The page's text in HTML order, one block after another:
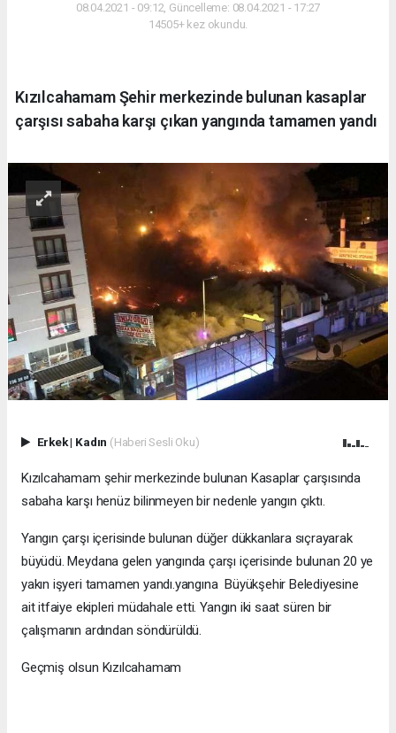
08.04.2021 - 09:12, Güncelleme: 08.04.2021 - 17:27
14505+ kez okundu.
Kızılcahamam Şehir merkezinde bulunan kasaplar
çarşısı sabaha karşı çıkan yangında tamamen yandı
Erkek| Kadın (Haberi Sesli Oku)
Kızılcahamam şehir merkezinde bulunan Kasaplar çarşısında
sabaha karşı henüz bilinmeyen bir nedenle yangın çıktı.
Yangın çarşı içerisinde bulunan düğer dükkanlara sıçrayarak
büyüdü. Meydana gelen yangında çarşı içerisinde bulunan 20 ye
yakın işyeri tamamen yandı.yangına Büyükşehir Belediyesine
ait itfaiye ekipleri müdahale etti. Yangın iki saat süren bir
çalışmanın ardından söndürüldü.
Geçmiş olsun Kızılcahamam